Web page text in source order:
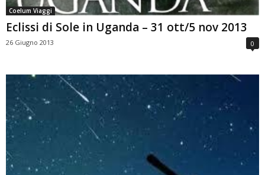
Coelum Viaggi
Eclissi di Sole in Uganda – 31 ott/5 nov 2013
26 Giugno 2013 0